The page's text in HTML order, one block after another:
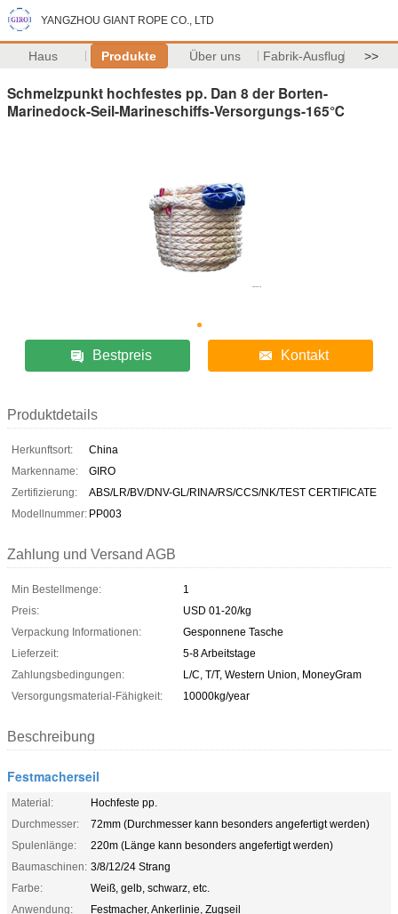
YANGZHOU GIANT ROPE CO., LTD
Haus Produkte Über uns Fabrik-Ausflug >>
Schmelzpunkt hochfestes pp. Dan 8 der Borten-
Marinedock-Seil-Marineschiffs-Versorgungs-165℃
Bestpreis Kontakt
Produktdetails
Herkunftsort:
China
Markenname:
GIRO
Zertifizierung:
ABS/LR/BV/DNV-GL/RINA/RS/CCS/NK/TEST CERTIFICATE
Modellnummer: PP003
Zahlung und Versand AGB
Min Bestellmenge:
1
Preis:
USD 01-20/kg
Verpackung Informationen:
Gesponnene Tasche
Lieferzeit:
5-8 Arbeitstage
Zahlungsbedingungen:
L/C, T/T, Western Union, MoneyGram
Versorgungsmaterial-Fähigkeit:
10000kg/year
Beschreibung
Festmacherseil
Material:
Hochfeste pp.
Durchmesser:
72mm (Durchmesser kann besonders angefertigt werden)
Spulenlänge:
220m (Länge kann besonders angefertigt werden)
Baumaschinen: 3/8/12/24 Strang
Farbe:
Weiß, gelb, schwarz, etc.
Anwendung:
Festmacher, Ankerlinie, Zugseil